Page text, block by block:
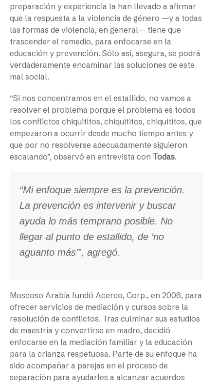
preparación y experiencia la han llevado a afirmar
que la respuesta a la violencia de género —y a todas
las formas de violencia, en general— tiene que
trascender el remedio, para enfocarse en la
educación y prevención. Sólo así, asegura, se podrá
verdaderamente encaminar las soluciones de este
mal social.
“Si nos concentramos en el estallido, no vamos a
resolver el problema porque el problema es todos
los conflictos chiquititos, chiquititos, chiquititos, que
empezaron a ocurrir desde mucho tiempo antes y
que por no resolverse adecuadamente siguieron
escalando”, observó en entrevista con Todas.
“Mi enfoque siempre es la prevención.
La prevención es intervenir y buscar
ayuda lo más temprano posible. No
llegar al punto de estallido, de ‘no
aguanto más’”, agregó.
Moscoso Arabía fundó Acerco, Corp., en 2006, para
ofrecer servicios de mediación y cursos sobre la
resolución de conflictos. Tras culminar sus estudios
de maestría y convertirse en madre, decidió
enfocarse en la mediación familiar y la educación
para la crianza respetuosa. Parte de su enfoque ha
sido acompañar a parejas en el proceso de
separación para ayudarles a alcanzar acuerdos